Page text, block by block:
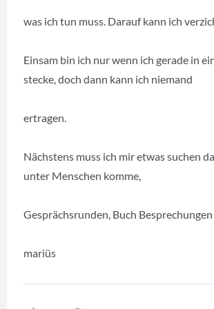
was ich tun muss. Darauf kann ich
Einsam bin ich nur wenn ich gerade in
stecke, doch dann kann ich niemand
ertragen.
Nächstens muss ich mir etwas suchen
unter Menschen komme,
Gesprächsrunden, Buch
mariüs